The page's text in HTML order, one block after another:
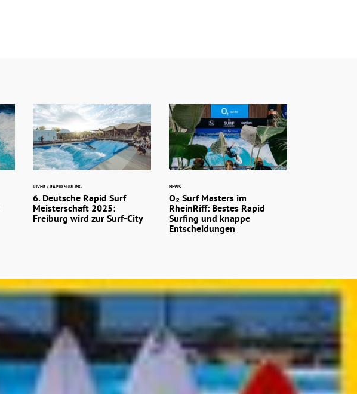
RIVER / RAPID SURFING
6. Deutsche Rapid Surf
Meisterschaft 2025:
Freiburg wird zur Surf-City
NEWS
O₂ Surf Masters im
RheinRiff: Bestes Rapid
Surfing und knappe
Entscheidungen